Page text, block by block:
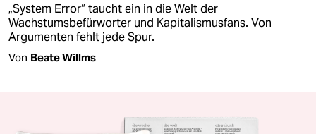
„System Error“ taucht ein in die Welt der
Wachstumsbefürworter und Kapitalismusfans. Von
Argumenten fehlt jede Spur.
Von Beate Willms